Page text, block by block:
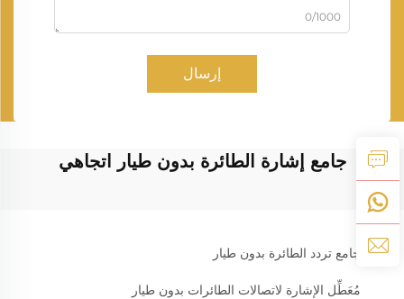
0/1000
إرسال
جامع إشارة الطائرة بدون طيار اتجاهي
جامع تردد الطائرة بدون طيار
مُعَطِّل الإشارة لاتصالات الطائرات بدون طيار